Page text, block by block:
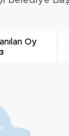
Oy